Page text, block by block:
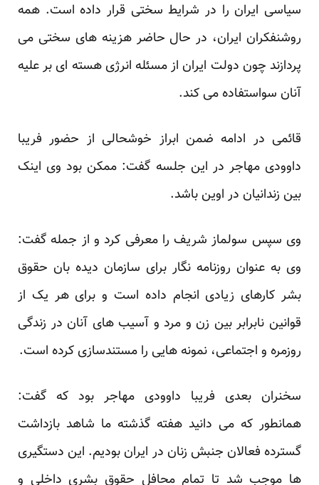
سیاسی ایران را در شرایط سختی قرار داده است. همه
روشنفکران ایران، در حال حاضر هزینه های سختی می
پردازند چون دولت ایران از مسئله انرژی هسته ای بر علیه
آنان سواستفاده می کند.
قائمی در ادامه ضمن ابراز خوشحالی از حضور فریبا
داوودی مهاجر در این جلسه گفت: ممکن بود وی اینک
بین زندانیان در اوین باشد.
وی سپس سولماز شریف را معرفی کرد و از جمله گفت:
وی به عنوان روزنامه نگار برای سازمان دیده بان حقوق
بشر کارهای زیادی انجام داده است و برای هر یک از
قوانین نابرابر بین زن و مرد و آسیب های آنان در زندگی
روزمره و اجتماعی، نمونه هایی را مستندسازی کرده است.
سخنران بعدی فریبا داوودی مهاجر بود که گفت:
همانطور که می دانید هفته گذشته ما شاهد بازداشت
گسترده فعالان جنبش زنان در ایران بودیم. این دستگیری
ها موجب شد تا تمام محافل حقوق بشری داخلی و